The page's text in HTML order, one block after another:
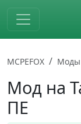
Skip to main
MCPEFOX Моды
Мод на
ПЕ